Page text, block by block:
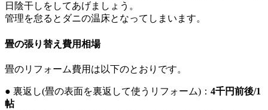
日陰干しをしてあげましょう。
管理を怠るとダニの温床となってしまいます。
畳の張り替え費用相場
畳のリフォーム費用は以下のとおりです。
● 裏返し(畳の表面を裏返して使うリフォーム)： 4千円前後/1
帖